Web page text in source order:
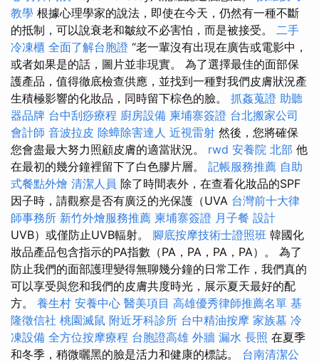
教學 根據心理學家的說法，即使在今天，仍然有一種不斷
的抵制，可以說衰老和皺紋不必害怕，而是被接受。 二手
冷凍櫃 全面了解台胞證 “老一輩沒有出現在廣告或電影中，
或者如果是的話，圖片並非現實。 為了選擇最佳的面部保
護產品，值得徹底檢查供應，並找到一種對我們皮膚狀況產
生積極影響的化妝品，同時留下棕色的臉。 抓姦蒐證 助聽
器品牌 台中刮痧療程 廚房設備 柬埔寨簽證 台北搬家公司
會計師 音波拉皮 除蟑除害達人 近視雷射 然後，您將確保
您會盡最大努力照顧皮膚的適當狀況。 rwd 安養院 北部 他
在最初的幾分鐘裡留下了白色膠片層。 記帳服務推薦 自助
式餐點外燴 清潔人員 除了時間表外，在查看化妝品的SPF
因子時，請觀察是否有廣泛的光保護（UVA 台灣前十大律
師事務所 新竹外燴服務推薦 柬埔寨簽證 月子餐 設計
UVB）或僅防止UVB輻射。 腳底按摩技術士證照班 韓國化
妝品產品包含指示的PA指數（PA，PA，PA，PA）。 為了
防止我們的面部護理變得無聊幾分鐘的日常工作，我們真的
可以享受與您和我們的皮膚共度時光，展示夏天最好的配
方。 養生村 安養中心 醫美項目 高雄優秀律師推薦名單 基
隆徵信社 桃園滅鼠 附近牙科診所 台中精油按摩 家族墓 冷
凍設備 全方位按摩療程 台胞證高雄 外牆 漏水 長照 在夏季
和冬季，稍微曬黑的臉是活力和健康的標誌。 台南清潔公